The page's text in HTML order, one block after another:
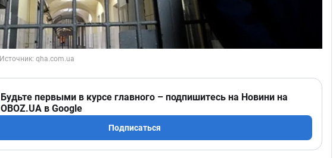
Будьте первыми в курсе главного – подпишитесь на Новини на
OBOZ.UA в Google
Подписаться